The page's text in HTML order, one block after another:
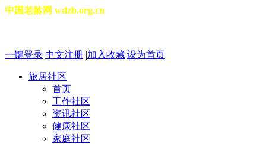
中国老龄网 wdzb.org.cn
一键登录 中文注册 |加入收藏|设为首页
旅居社区
首页
工作社区
资讯社区
健康社区
家庭社区